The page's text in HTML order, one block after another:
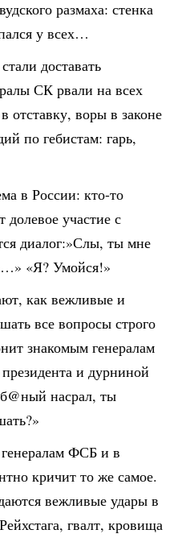
размаха: стенка
у всех…
доставать
СК рвали на всех
отставку, воры в законе
по гебистам: гарь,
в России: кто-то
долевое участие с
диалог:»Слы, ты мне
«Я? Умойся!»
как вежливые и
все вопросы строго
знакомым генералам
и дурниной
насрал, ты
ФСБ и в
кричит то же самое.
вежливые удары в
гвалт, кровища